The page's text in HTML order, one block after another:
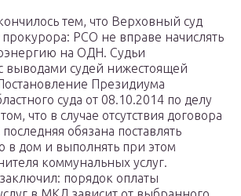
тем, что Верховный суд
РСО не вправе начислять
на ОДН. Судьи
выводами судей нижестоящей
Президиума
суда от 08.10.2014 по делу
что в случае отсутствия договора
обязана поставлять
в дом и выполнять при этом
коммунальных услуг.
порядок оплаты